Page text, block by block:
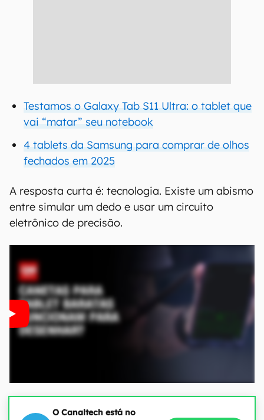
Testamos o Galaxy Tab S11 Ultra: o tablet que
vai “matar” seu notebook
4 tablets da Samsung para comprar de olhos
fechados em 2025
A resposta curta é: tecnologia. Existe um abismo
entre simular um dedo e usar um circuito
eletrônico de precisão.
O Canaltech está no